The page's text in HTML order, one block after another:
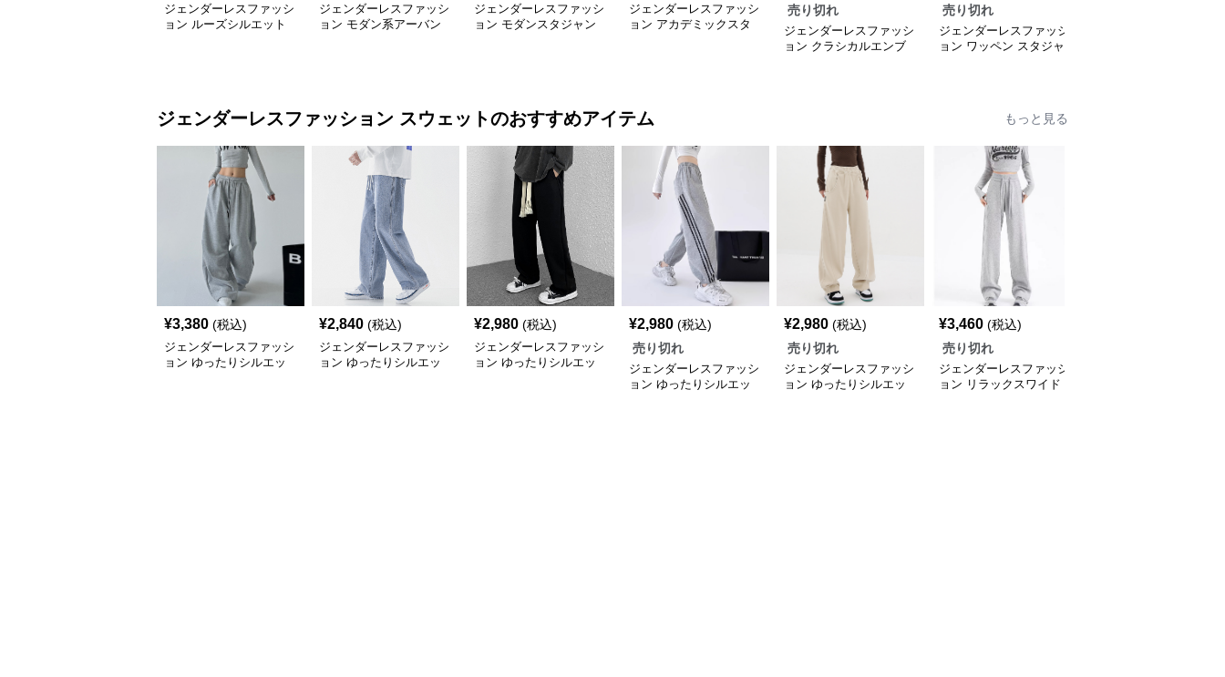
ジェンダーレスファッシ
ョン ルーズシルエット
ジェンダーレスファッシ
ョン モダン系アーバン
ジェンダーレスファッシ
ョン モダンスタジャン
ジェンダーレスファッシ
ョン アカデミックスタ
売り切れ
ジェンダーレスファッシ
ョン クラシカルエンブ
売り切れ
ジェンダーレスファッシ
ョン ワッペン スタジャ
ジェンダーレスファッション スウェットのおすすめアイテム もっと見る
¥3,380 (税込)
ジェンダーレスファッシ
ョン ゆったりシルエッ
¥2,840 (税込)
ジェンダーレスファッシ
ョン ゆったりシルエッ
¥2,980 (税込)
ジェンダーレスファッシ
ョン ゆったりシルエッ
¥2,980 (税込)
売り切れ
ジェンダーレスファッシ
ョン ゆったりシルエッ
¥2,980 (税込)
売り切れ
ジェンダーレスファッシ
ョン ゆったりシルエッ
¥3,460 (税込)
売り切れ
ジェンダーレスファッシ
ョン リラックスワイド